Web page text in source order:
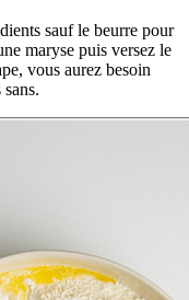
sauf le beurre pour
maryse puis versez le
vous aurez besoin